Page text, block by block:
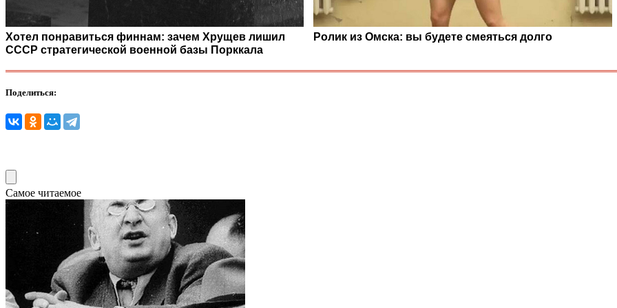
Хотел понравиться финнам: зачем Хрущев лишил
СССР стратегической военной базы Порккала
Ролик из Омска: вы будете смеяться долго
Поделиться:
Самое читаемое